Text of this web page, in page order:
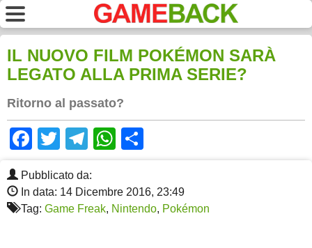
IL NUOVO FILM POKÉMON SARÀ
LEGATO ALLA PRIMA SERIE?
Ritorno al passato?
Facebook
TwitterTelegram
WhatsApp
Pubblicato da:
In data: 14 Dicembre 2016, 23:49
Tag: Game Freak, Nintendo, Pokémon